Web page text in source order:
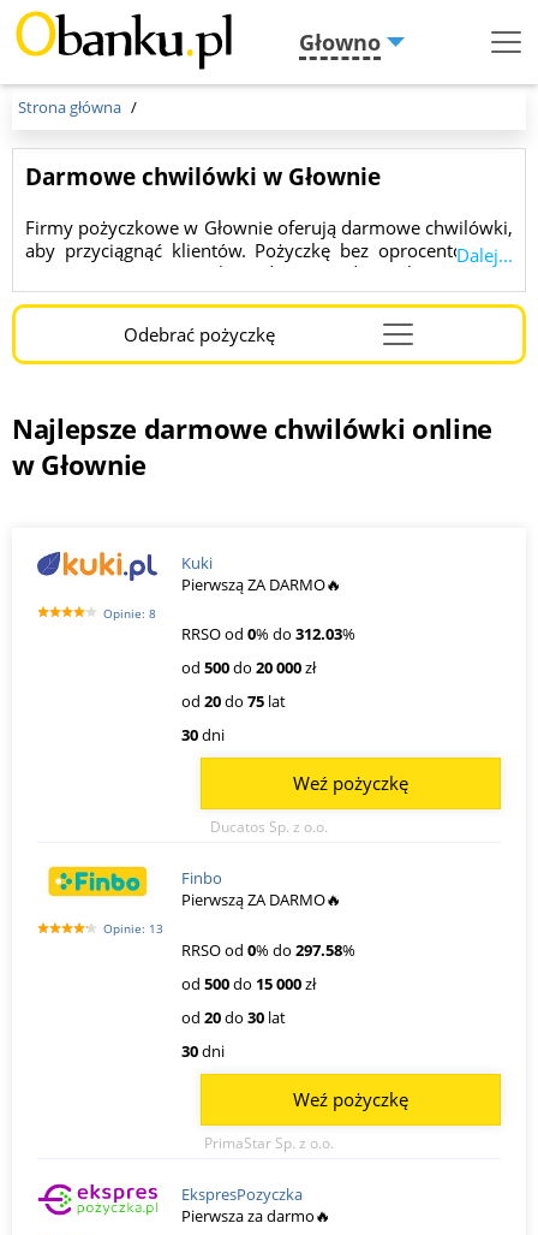
Głowno
Menu
Strona główna
Darmowe chwilówki w Głownie
Firmy pożyczkowe w Głownie oferują darmowe chwilówki,
aby przyciągnąć klientów. Pożyczkę bez oprocentowania
można otrzymać na okres do 3600 dni, a kwota może
sięgać nawet 150 000 złotych. Znaleziono dla ciebie 10
Dalej...
Odebrać pożyczkę
Najlepsze darmowe chwilówki online
w Głownie
Opinie: 8
Kuki
Pierwszą ZA DARMO🔥
RRSO od 0% do 312.03%
od 500do 20 000zł
od 20do 75 lat
30dni
Ducatos Sp. z o.o.
Weź pożyczkę
Opinie: 13
Finbo
Pierwszą ZA DARMO🔥
RRSO od 0% do 297.58%
od 500do 15 000zł
od 20do 30 lat
30dni
PrimaStar Sp. z o.o.
Weź pożyczkę
EkspresPozyczka
Pierwsza za darmo🔥